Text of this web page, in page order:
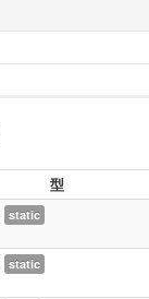
型
static
static